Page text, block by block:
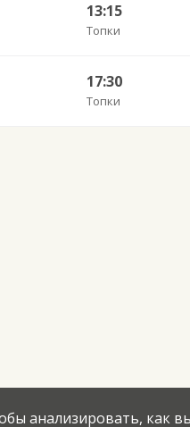
13:15
Топки
17:30
Топки
анализировать, как